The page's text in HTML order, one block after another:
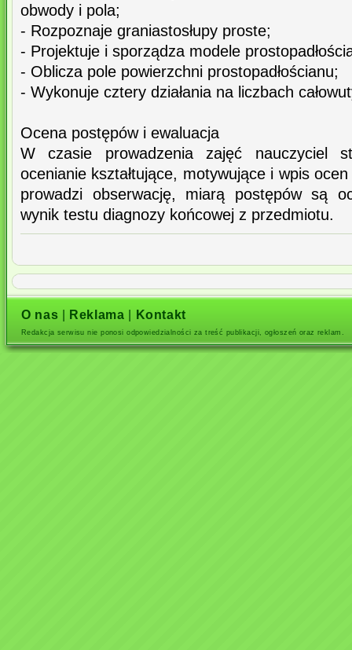
obwody i pola;
- Rozpoznaje graniastosłupy proste;
- Projektuje i sporządza modele
- Oblicza pole powierzchni prostopadłościanu;
- Wykonuje cztery działania na liczbach
Ocena postępów i ewaluacja
W czasie prowadzenia zajęć nauczyciel
ocenianie kształtujące, motywujące i wpis
prowadzi obserwację, miarą postępów są
wynik testu diagnozy końcowej z przedmiotu.
O nas Reklama Kontakt
Redakcja serwisu nie ponosi odpowiedzialności za treść publikacji, ogłoszeń oraz reklam.